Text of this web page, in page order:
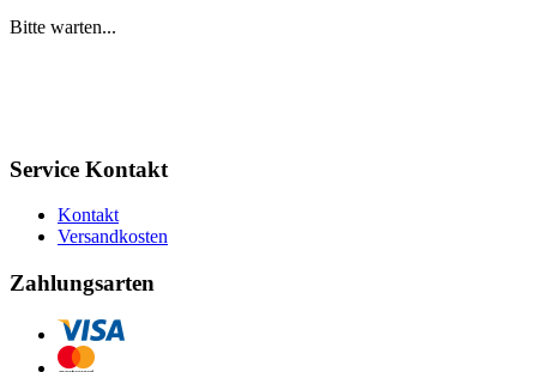
Bitte warten...
Service Kontakt
Kontakt
Versandkosten
Zahlungsarten